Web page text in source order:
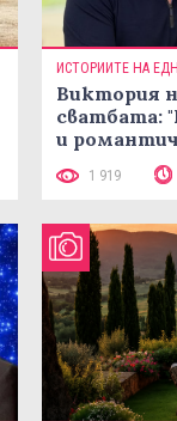
ИСТОРИИТЕ НА
Виктория
сватбата:
и
1 919